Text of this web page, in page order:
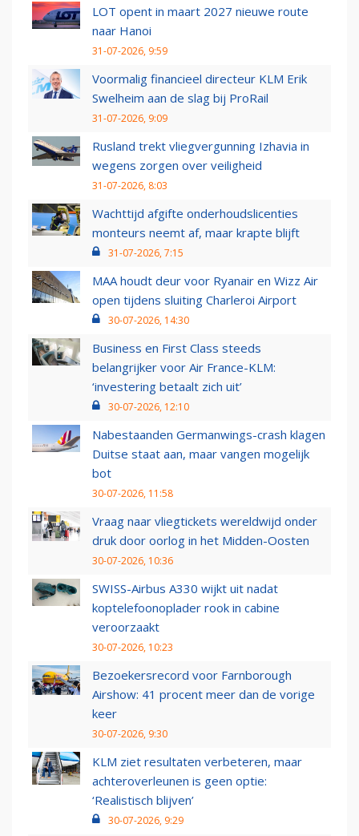
LOT opent in maart 2027 nieuwe route
naar Hanoi
31-07-2026, 9:59
Voormalig financieel directeur KLM Erik
Swelheim aan de slag bij ProRail
31-07-2026, 9:09
Rusland trekt vliegvergunning Izhavia in
wegens zorgen over veiligheid
31-07-2026, 8:03
Wachttijd afgifte onderhoudslicenties
monteurs neemt af, maar krapte blijft
31-07-2026, 7:15
MAA houdt deur voor Ryanair en Wizz Air
open tijdens sluiting Charleroi Airport
30-07-2026, 14:30
Business en First Class steeds
belangrijker voor Air France-KLM:
‘investering betaalt zich uit’
30-07-2026, 12:10
Nabestaanden Germanwings-crash klagen
Duitse staat aan, maar vangen mogelijk
bot
30-07-2026, 11:58
Vraag naar vliegtickets wereldwijd onder
druk door oorlog in het Midden-Oosten
30-07-2026, 10:36
SWISS-Airbus A330 wijkt uit nadat
koptelefoonoplader rook in cabine
veroorzaakt
30-07-2026, 10:23
Bezoekersrecord voor Farnborough
Airshow: 41 procent meer dan de vorige
keer
30-07-2026, 9:30
KLM ziet resultaten verbeteren, maar
achteroverleunen is geen optie:
‘Realistisch blijven’
30-07-2026, 9:29